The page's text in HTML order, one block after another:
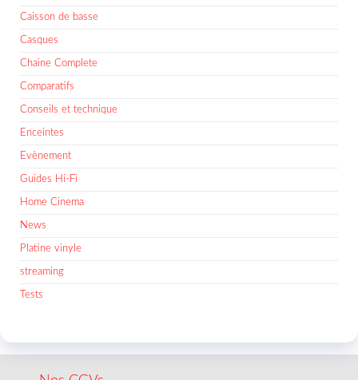
Caisson de basse
Casques
Chaine Complete
Comparatifs
Conseils et technique
Enceintes
Evènement
Guides Hi-Fi
Home Cinema
News
Platine vinyle
streaming
Tests